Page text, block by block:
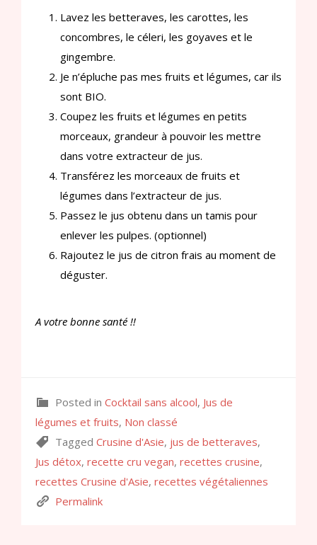
Lavez les betteraves, les carottes, les
concombres, le céleri, les goyaves et le
gingembre.
Je n’épluche pas mes fruits et légumes, car ils
sont BIO.
Coupez les fruits et légumes en petits
morceaux, grandeur à pouvoir les mettre
dans votre extracteur de jus.
Transférez les morceaux de fruits et
légumes dans l’extracteur de jus.
Passez le jus obtenu dans un tamis pour
enlever les pulpes. (optionnel)
Rajoutez le jus de citron frais au moment de
déguster.
A votre bonne santé !!
Posted in Cocktail sans alcool, Jus de
légumes et fruits, Non classé
Tagged Crusine d'Asie, jus de betteraves,
Jus détox, recette cru vegan, recettes crusine,
recettes Crusine d'Asie, recettes végétaliennes
Permalink